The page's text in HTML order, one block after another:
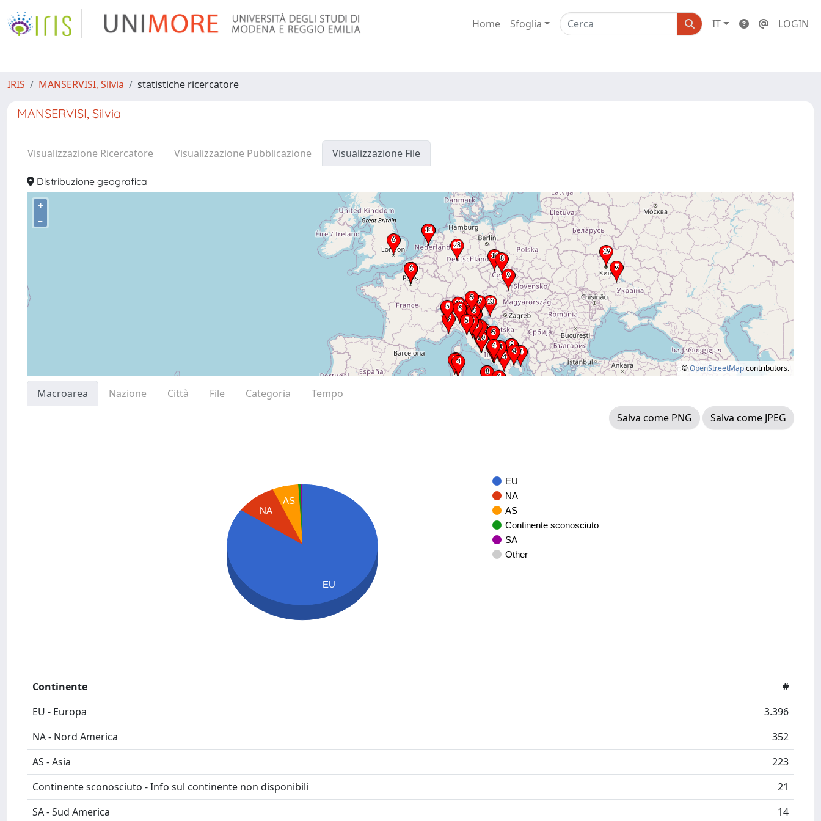
Home Sfoglia IT LOGIN
IRIS MANSERVISI, Silvia statistiche ricercatore
MANSERVISI, Silvia
Visualizzazione Ricercatore Visualizzazione Pubblicazione Visualizzazione File
Distribuzione geografica
+
–
©OpenStreetMapcontributors.
Macroarea Nazione Città File Categoria
Tempo
Salva come PNG
Salva come JPEG
EU
NA
AS
Continente sconosciuto
SA
Other
AS
NA
EU
Continente
#
EU - Europa
3.396
NA - Nord America
352
AS - Asia
223
Continente sconosciuto - Info sul continente non disponibili
21
SA - Sud America
14